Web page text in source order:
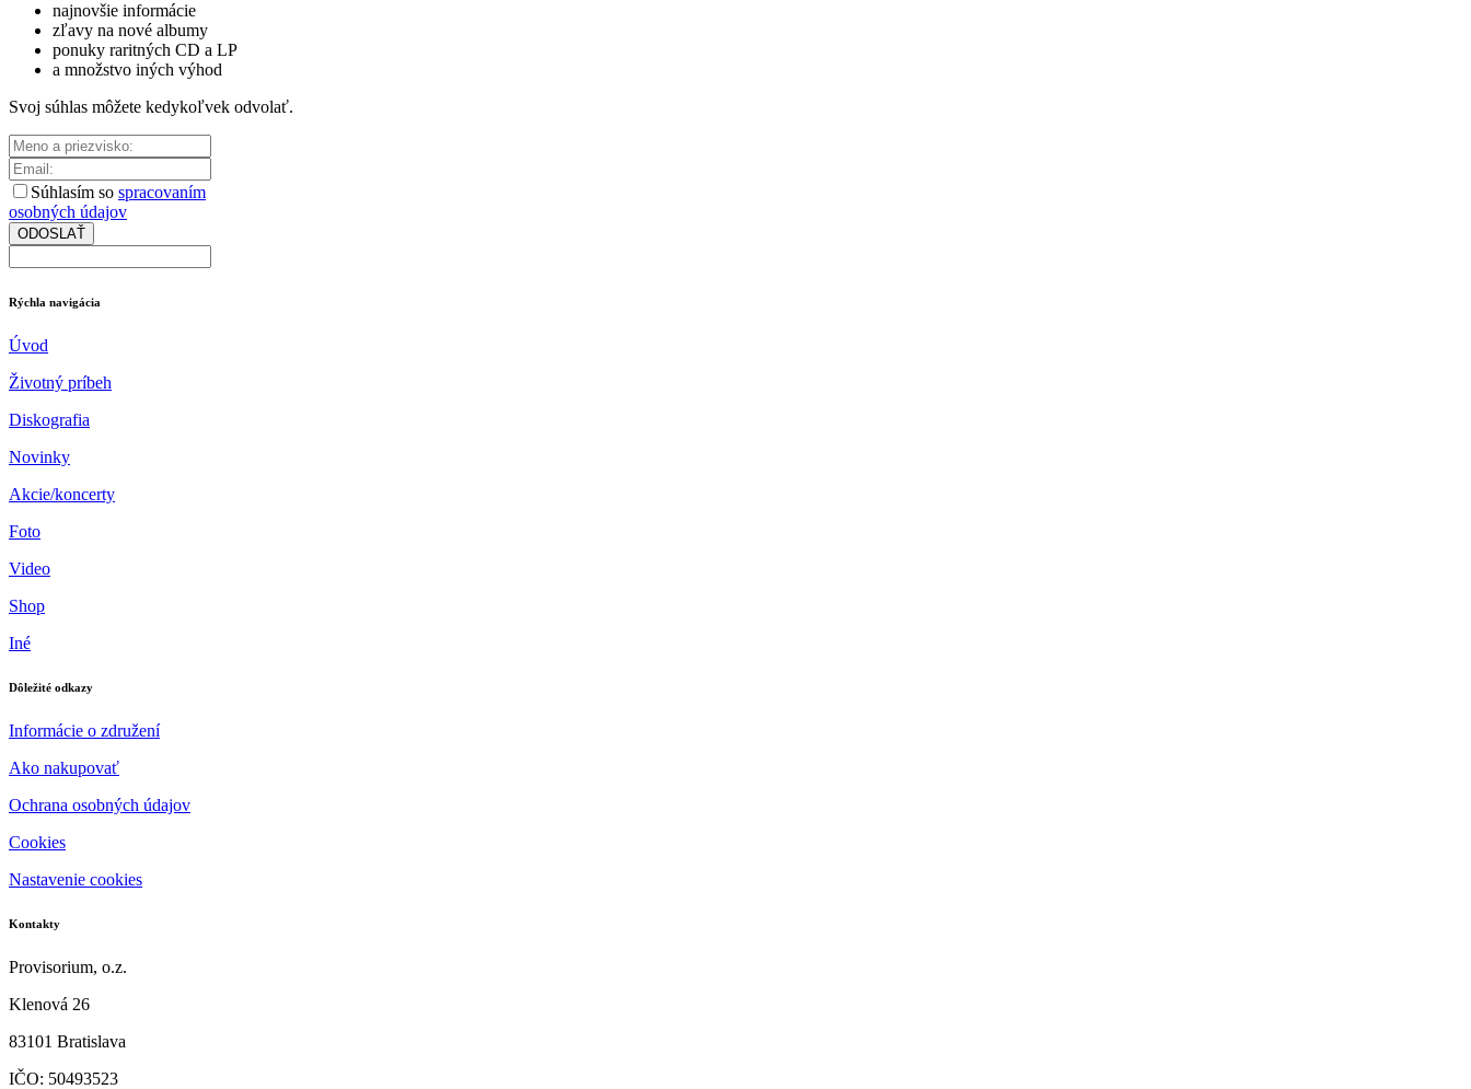
najnovšie informácie
zľavy na nové albumy
ponuky raritných CD a LP
a množstvo iných výhod
Svoj súhlas môžete kedykoľvek odvolať.
Súhlasím so spracovaním
osobných údajov
ODOSLAŤ
Rýchla navigácia
Úvod
Životný príbeh
Diskografia
Novinky
Akcie/koncerty
Foto
Video
Shop
Iné
Dôležité odkazy
Informácie o združení
Ako nakupovať
Ochrana osobných údajov
Cookies
Nastavenie cookies
Kontakty
Provisorium, o.z.
Klenová 26
83101 Bratislava
IČO: 50493523